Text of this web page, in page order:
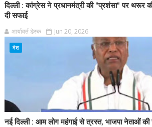
दिल्ली : कांग्रेस ने प्रधानमंत्री की "प्रशंसा" पर थरूर
दी सफाई
आर्यावर्त डेस्क Jun 20, 2026
देश
नई दिल्ली : आम लोग महंगाई से त्रस्त, भाजपा नेताओं